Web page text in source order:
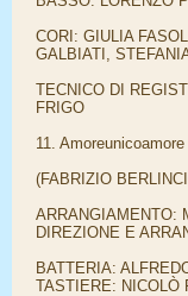
CORI: GIULIA
GALBIATI,
TECNICO DI
FRIGO
11. Amoreunicoamore
(FABRIZIO
ARRANGIAMENTO:
DIREZIONE E
BATTERIA:
TASTIERE: NICOLÒ